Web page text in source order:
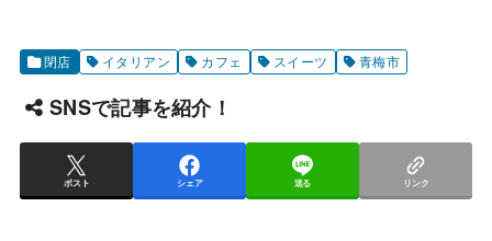
閉店 イタリアン カフェ スイーツ 青梅市
SNSで記事を紹介！
ポスト シェア 送る リンク